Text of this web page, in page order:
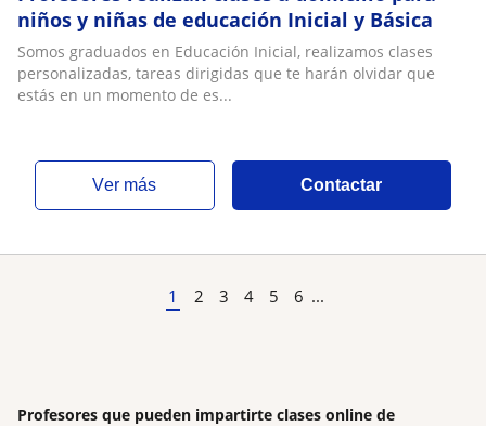
niños y niñas de educación Inicial y Básica
Somos graduados en Educación Inicial, realizamos clases
personalizadas, tareas dirigidas que te harán olvidar que
estás en un momento de es...
ver más Contactar
1 2 3 4 5 6 ...
Profesores que pueden impartirte clases online de